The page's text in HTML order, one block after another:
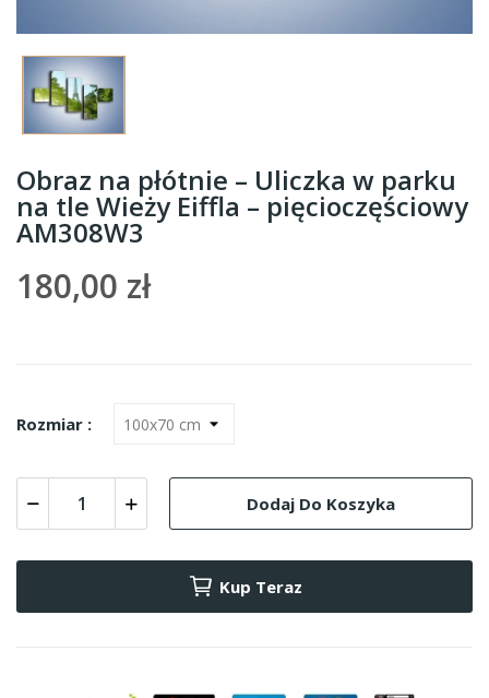
Obraz na płótnie – Uliczka w parku
na tle Wieży Eiffla – pięcioczęściowy
AM308W3
180,00 zł
Rozmiar :
Dodaj Do Koszyka
Kup Teraz